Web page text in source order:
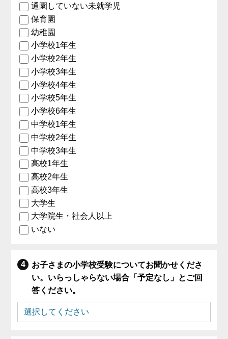
通園していない未就学児
保育園
幼稚園
小学校1年生
小学校2年生
小学校3年生
小学校4年生
小学校5年生
小学校6年生
中学校1年生
中学校2年生
中学校3年生
高校1年生
高校2年生
高校3年生
大学生
大学院生・社会人以上
いない
お子さまの小学校受験についてお聞かせくださ
い。いらっしゃらない場合「予定なし」とご回
答ください。